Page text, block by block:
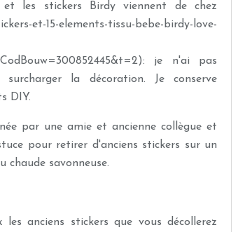
et les stickers Birdy viennent de chez
et-15-elements-tissu-bebe-birdy-love-
je n'ai pas
la décoration. Je conserve
DIY.
par une amie et ancienne collègue et
pour retirer d'anciens stickers sur un
chaude savonneuse.
anciens stickers que vous décollerez